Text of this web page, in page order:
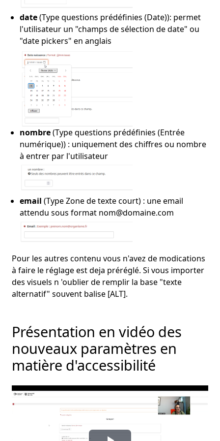
date(Type questions prédéfinies (Date)): permet
l'utilisateur un "champs de sélection de date" ou
"date pickers" en anglais
nombre(Type questions prédéfinies (Entrée
numérique)) : uniquement des chiffres ou nombre
à entrer par l'utilisateur
email (Type Zone de texte court) : une email
attendu sous format nom@domaine.com
Pour les autres contenu vous n'avez de modications
à faire le réglage est deja préréglé. Si vous importer
des visuels n 'oublier de remplir la base "texte
alternatif" souvent balise [ALT].
Présentation en vidéo des
nouveaux paramètres en
matière d'accessibilité